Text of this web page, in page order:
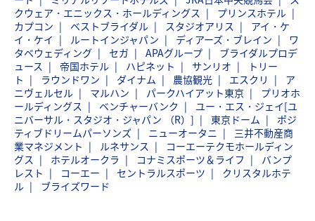
クウェア・エニックス・ホールディングス
プリンスホテル
カプコン
ベストブライダル スタジオアリス
アイ・ケ
イ・ケイ
ルートインジャパン ディアーズ・ブレイン
ワ
タベウェディング
セガ APAグループ
ブライダルプロデ
ュース
帝国ホテル ハピネット サンリオ
トリー
ト
ラウンドワン ダイナム 農協観光 エスクリ
ア
ニヴェルセル
マルハン パークハイアット東京
プリオホ
ールディングス
ベンチャーバンク
ユー・エス・ジェイ[ユ
ニバーサル・スタジオ・ジャパン （R）]
東京ドーム
ポジ
ティブドリームパーソンズ
ニューオータニ
三井不動産商
業マネジメント
ルネサンス
コーエーテクモホールディン
グス
ホテルオークラ コナミスポーツ＆ライフ
バンプ
レスト
コーエー セントラルスポーツ
クリスタルホテ
ル
ブライズワード